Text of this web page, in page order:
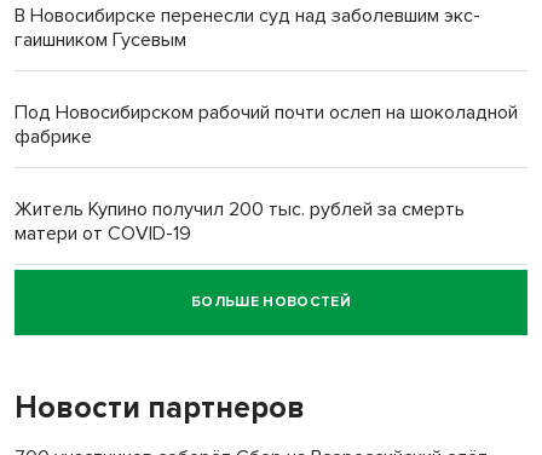
В Новосибирске перенесли суд над заболевшим экс-
гаишником Гусевым
Под Новосибирском рабочий почти ослеп на шоколадной
фабрике
Житель Купино получил 200 тыс. рублей за смерть
матери от COVID-19
Новосибирский суд наказал водителя за смерть
пенсионерки на вокзале
«Мы живём на пастбище!»: в новосибирском селе лошади
терроризируют жителей
БОЛЬШЕ НОВОСТЕЙ
Новости партнеров